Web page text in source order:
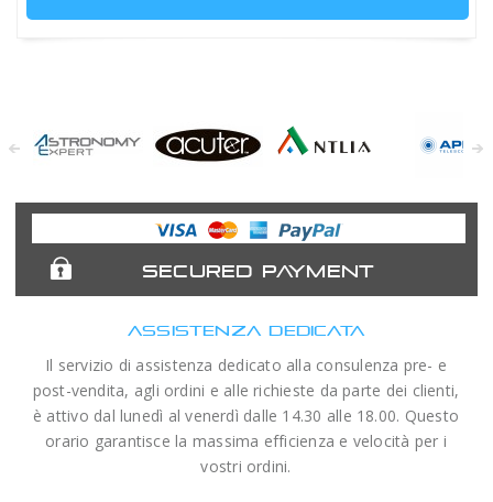
Expert
Telescopes
SECURED PAYMENT
ASSISTENZA DEDICATA
Il servizio di assistenza dedicato alla consulenza pre- e
post-vendita, agli ordini e alle richieste da parte dei clienti,
è attivo dal lunedì al venerdì dalle 14.30 alle 18.00. Questo
orario garantisce la massima efficienza e velocità per i
vostri ordini.